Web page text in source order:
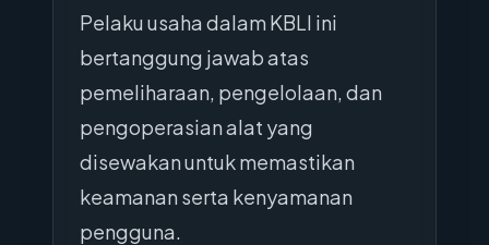
Pelaku usaha dalam KBLI ini
bertanggung jawab atas
pemeliharaan, pengelolaan, dan
pengoperasian alat yang
disewakan untuk memastikan
keamanan serta kenyamanan
pengguna.